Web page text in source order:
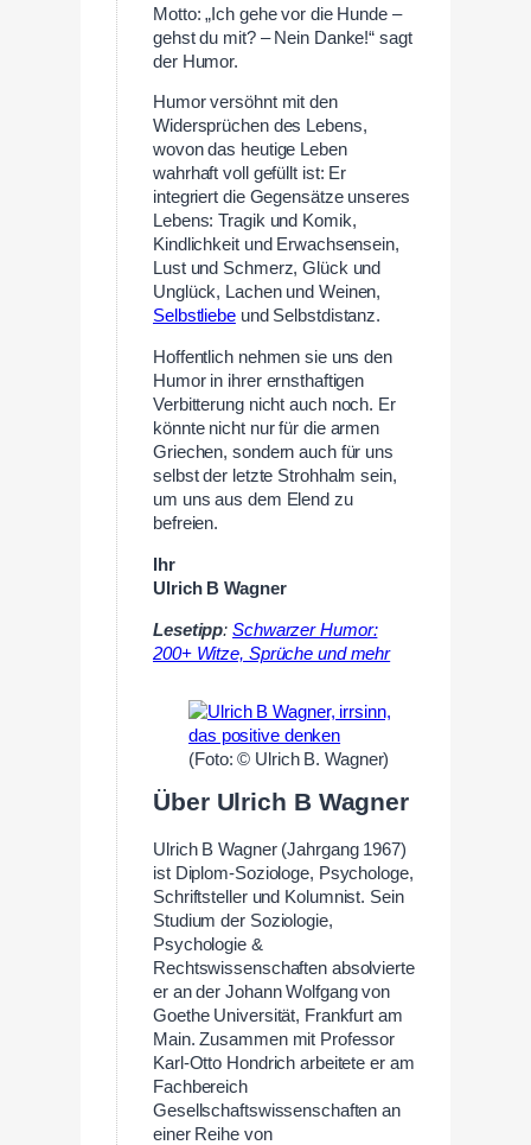
Motto: „Ich gehe vor die Hunde –
gehst du mit? – Nein Danke!“ sagt
der Humor.
Humor versöhnt mit den
Widersprüchen des Lebens,
wovon das heutige Leben
wahrhaft voll gefüllt ist: Er
integriert die Gegensätze unseres
Lebens: Tragik und Komik,
Kindlichkeit und Erwachsensein,
Lust und Schmerz, Glück und
Unglück, Lachen und Weinen,
Selbstliebeund Selbstdistanz.
Hoffentlich nehmen sie uns den
Humor in ihrer ernsthaftigen
Verbitterung nicht auch noch. Er
könnte nicht nur für die armen
Griechen, sondern auch für uns
selbst der letzte Strohhalm sein,
um uns aus dem Elend zu
befreien.
Ihr
Ulrich B Wagner
Lesetipp:Schwarzer Humor:
200+ Witze, Sprüche und mehr
(Foto: © Ulrich B. Wagner)
Über Ulrich B Wagner
Ulrich B Wagner (Jahrgang 1967)
ist Diplom-Soziologe, Psychologe,
Schriftsteller und Kolumnist. Sein
Studium der Soziologie,
Psychologie &
Rechtswissenschaften absolvierte
er an der Johann Wolfgang von
Goethe Universität, Frankfurt am
Main. Zusammen mit Professor
Karl-Otto Hondrich arbeitete er am
Fachbereich
Gesellschaftswissenschaften an
einer Reihe von